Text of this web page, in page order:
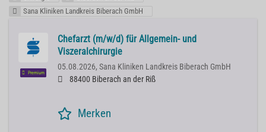
Sana Kliniken Landkreis Biberach GmbH
Premium
Chefarzt (m/w/d) für Allgemein- und
Viszeralchirurgie
05.08.2026, Sana Kliniken Landkreis Biberach GmbH
88400 Biberach an der Riß
Merken